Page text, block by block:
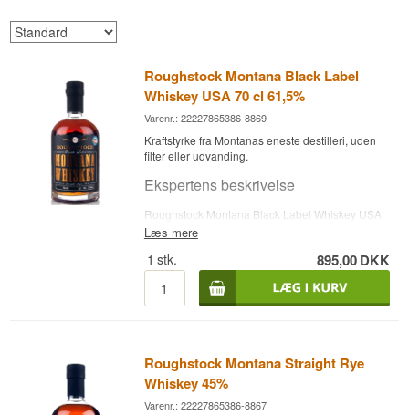
Roughstock Montana Black Label
Whiskey USA 70 cl 61,5%
Varenr.: 22227865386-8869
Kraftstyrke fra Montanas eneste destilleri, uden
filter eller udvanding.
Ekspertens beskrivelse
Roughstock Montana Black Label Whiskey USA
er en kraftigere, ufiltreret udgave af destilleriets
61,5 %. RoughStock Distillery åbnede i
Bozeman, Montana, i 2009 og var både den
første lovlige destilleri i staten siden forbudstiden
og den første, der åbnede i Montana i over 100
ejede, for at realisere ideen om, at 'Montana' og
'whiskey' hørte sammen. I modsætning til de
fleste amerikanske whiskeyer bruger
Læs mere
1 stk. 895,00DKK
Roughstock Montana Straight Rye
Whiskey 45%
Varenr.: 22227865386-8867